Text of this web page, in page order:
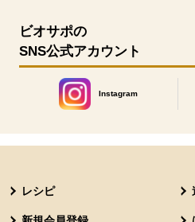
ビオサポの
SNS公式アカウント
Instagram
別のウィンドウで開きます
レシピ